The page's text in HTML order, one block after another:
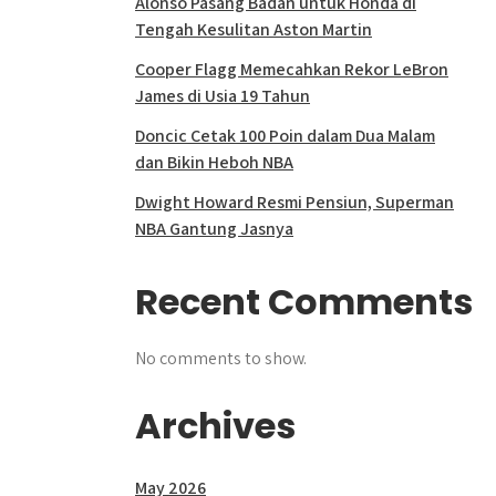
Tengah Kesulitan Aston Martin
Cooper Flagg Memecahkan Rekor LeBron
James di Usia 19 Tahun
Doncic Cetak 100 Poin dalam Dua Malam
dan Bikin Heboh NBA
Dwight Howard Resmi Pensiun, Superman
NBA Gantung Jasnya
Recent Comments
No comments to show.
Archives
May 2026